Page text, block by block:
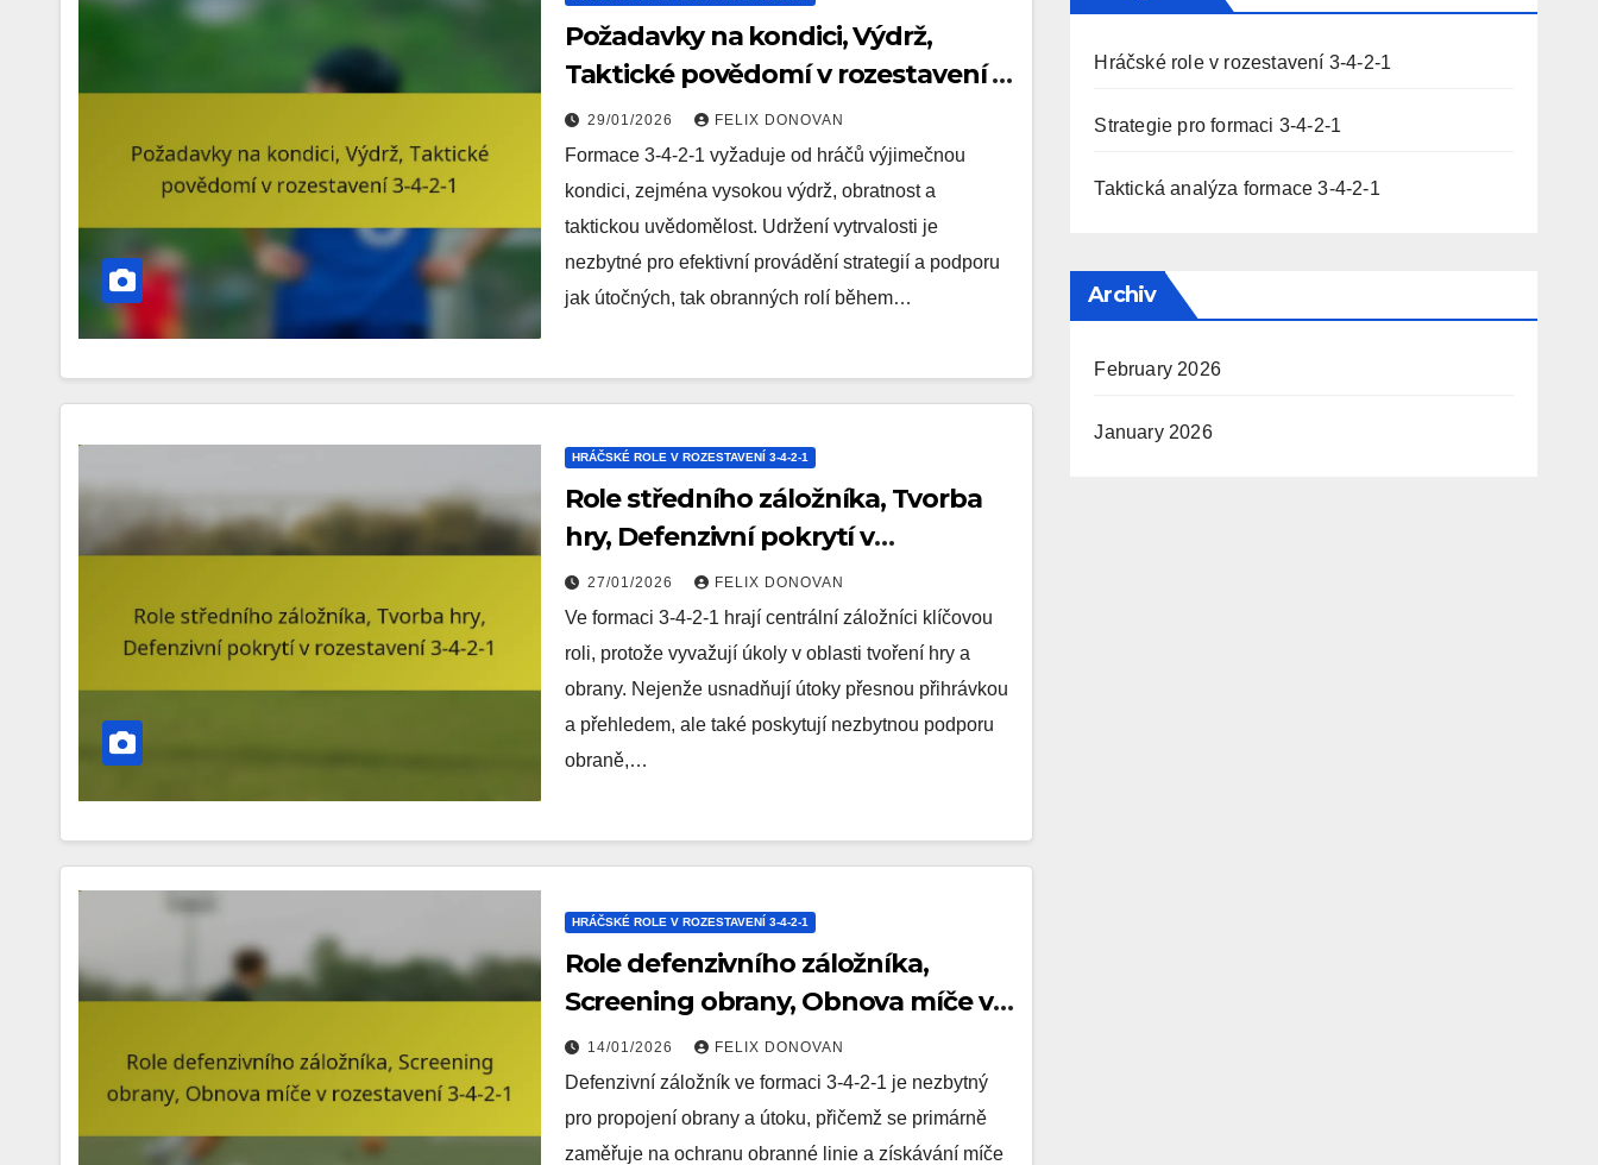
Požadavky na kondici, Výdrž,
Taktické povědomí v rozestavení 3-
4-2-1
29/01/2026 FELIX DONOVAN
Formace 3-4-2-1 vyžaduje od hráčů výjimečnou
kondici, zejména vysokou výdrž, obratnost a
taktickou uvědomělost. Udržení vytrvalosti je
nezbytné pro efektivní provádění strategií a podporu
jak útočných, tak obranných rolí během…
HRÁČSKÉ ROLE V ROZESTAVENÍ 3-4-2-1
Role středního záložníka, Tvorba
hry, Defenzivní pokrytí v
rozestavení 3-4-2-1
27/01/2026 FELIX DONOVAN
Ve formaci 3-4-2-1 hrají centrální záložníci klíčovou
roli, protože vyvažují úkoly v oblasti tvoření hry a
obrany. Nejenže usnadňují útoky přesnou přihrávkou
a přehledem, ale také poskytují nezbytnou podporu
obraně,…
HRÁČSKÉ ROLE V ROZESTAVENÍ 3-4-2-1
Role defenzivního záložníka,
Screening obrany, Obnova míče v
rozestavení 3-4-2-1
14/01/2026 FELIX DONOVAN
Defenzivní záložník ve formaci 3-4-2-1 je nezbytný
pro propojení obrany a útoku, přičemž se primárně
zaměřuje na ochranu obranné linie a získávání míče
Hráčské role v rozestavení 3-4-2-1
Strategie pro formaci 3-4-2-1
Taktická analýza formace 3-4-2-1
Archiv
February 2026
January 2026